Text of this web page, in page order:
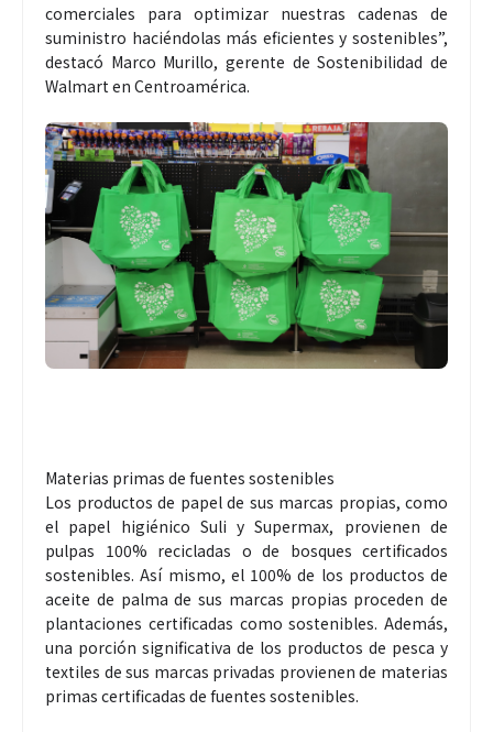
comerciales para optimizar nuestras cadenas de
suministro haciéndolas más eficientes y sostenibles”,
destacó Marco Murillo, gerente de Sostenibilidad de
Walmart en Centroamérica.
Materias primas de fuentes sostenibles
Los productos de papel de sus marcas propias, como
el papel higiénico Suli y Supermax, provienen de
pulpas 100% recicladas o de bosques certificados
sostenibles. Así mismo, el 100% de los productos de
aceite de palma de sus marcas propias proceden de
plantaciones certificadas como sostenibles. Además,
una porción significativa de los productos de pesca y
textiles de sus marcas privadas provienen de materias
primas certificadas de fuentes sostenibles.